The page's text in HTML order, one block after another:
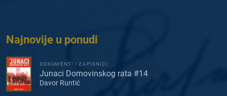
Najnovije u ponudi
DOKUMENTI I ZAPISNICI
Junaci Domovinskog rata #14
Davor Runtić